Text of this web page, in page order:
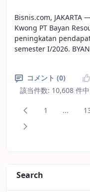
Bisnis.com,
Kwong PT Bayan
peningkatan
semester I/2026.
コメント (0)
該当件数: 10,608 件
前のページページ
1 ...中間ペ
次のページ
Search